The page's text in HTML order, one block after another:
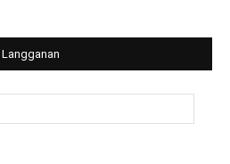
Langganan